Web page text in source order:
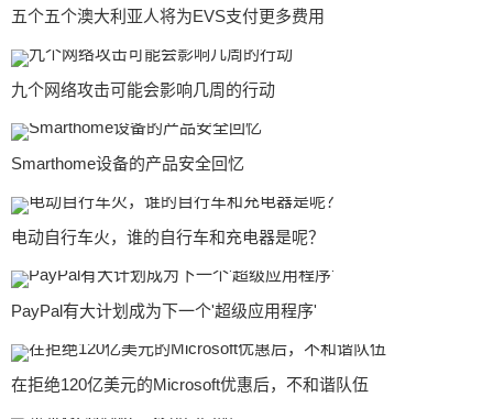
五个五个澳大利亚人将为EVS支付更多费用
九个网络攻击可能会影响几周的行动
Smarthome设备的产品安全回忆
电动自行车火，谁的自行车和充电器是呢？
PayPal有大计划成为下一个'超级应用程序'
在拒绝120亿美元的Microsoft优惠后，不和谐队伍